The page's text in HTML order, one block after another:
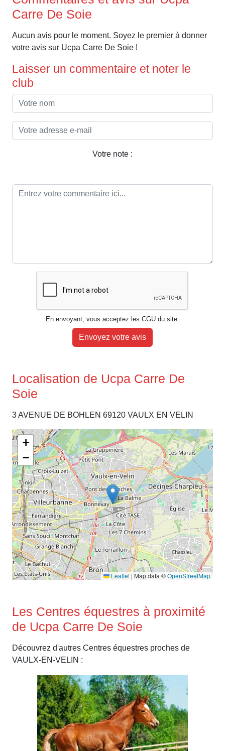
Carre De Soie
Aucun avis pour le moment. Soyez le premier à donner
votre avis sur Ucpa Carre De Soie !
Laisser un commentaire et noter le
club
Votre note :
En envoyant, vous acceptez les CGU du site.
Envoyez votre avis
Localisation de Ucpa Carre De
Soie
3 AVENUE DE BOHLEN 69120 VAULX EN VELIN
+
−
Leaflet | Map data ©OpenStreetMap
Les Centres équestres à proximité
de Ucpa Carre De Soie
Découvrez d'autres Centres équestres proches de
VAULX-EN-VELIN :